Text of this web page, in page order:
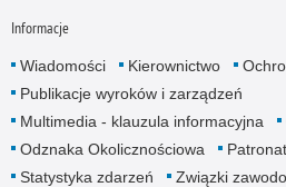
Informacje
Wiadomości Kierownictwo
Publikacje wyroków i zarządzeń
Multimedia - klauzula informacyjna
Odznaka Okolicznościowa
Statystyka zdarzeń
Związki